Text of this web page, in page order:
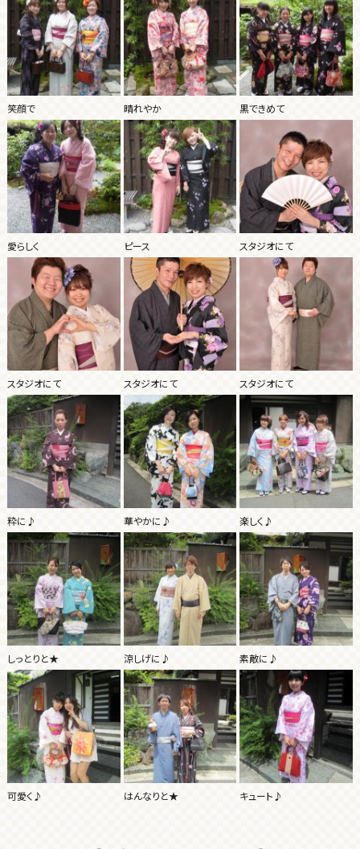
笑顔で 晴れやか 黒できめて
愛らしく ピース スタジオにて
スタジオにて スタジオにて スタジオにて
粋に♪ 華やかに♪ 楽しく♪
しっとりと★ 涼しげに♪ 素敵に♪
可愛く♪ はんなりと★ キュート♪